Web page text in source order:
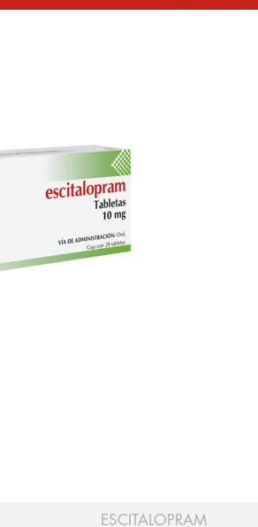
ESCITALOPRAM